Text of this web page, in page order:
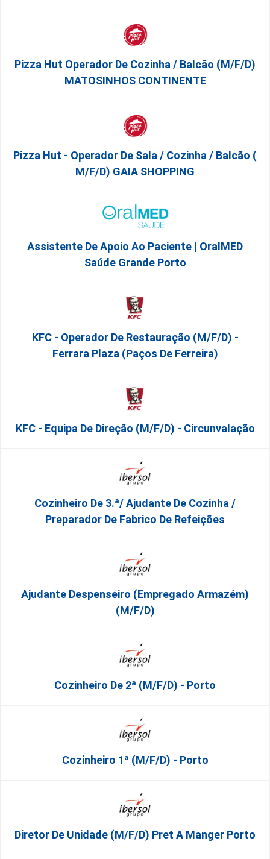
Pizza Hut Operador De Cozinha / Balcão (m/f/d)
MATOSINHOS CONTINENTE
Pizza Hut - Operador De Sala / Cozinha / Balcão (
M/f/d) GAIA SHOPPING
Assistente De Apoio Ao Paciente | OralMED
Saúde Grande Porto
KFC - Operador De Restauração (m/f/d) -
Ferrara Plaza (Paços De Ferreira)
KFC - Equipa De Direção (m/f/d) - Circunvalação
Cozinheiro De 3.ª/ Ajudante De Cozinha /
Preparador De Fabrico De Refeições
Ajudante Despenseiro (empregado Armazém)
(M/F/D)
Cozinheiro De 2ª (M/F/D) - Porto
Cozinheiro 1ª (M/F/D) - Porto
Diretor De Unidade (m/f/d) Pret A Manger Porto